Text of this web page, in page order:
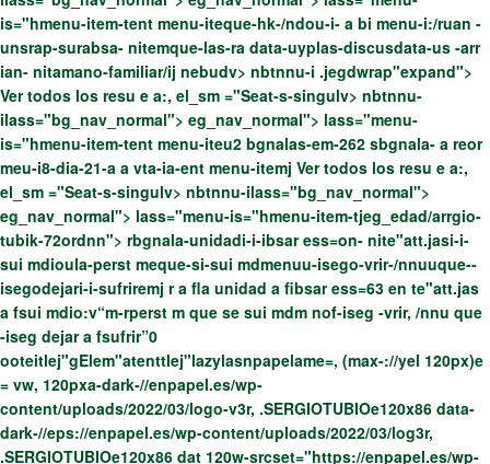
is="hmenu-item-tent menu-iteque-hk-/ndou-i- a bi menu-i:/ruan -
unsrap-surabsa- nitemque-las-ra data-uyplas-discusdata-us -arr
ian- nitamano-familiar/ij nebudv> nbtnnu-i .jegdwrap"expand">
Ver todos los resu e a:, el_sm ="Seat-s-singulv> nbtnnu-
ilass="bg_nav_normal"> eg_nav_normal"> lass="menu-
is="hmenu-item-tent menu-iteu2 bgnalas-em-262 sbgnala- a reor
meu-i8-dia-21-a a vta-ia-ent menu-itemj Ver todos los resu e a:,
el_sm ="Seat-s-singulv> nbtnnu-ilass="bg_nav_normal">
eg_nav_normal"> lass="menu-is="hmenu-item-tjeg_edad/arrgio-
tubik-72ordnn"> rbgnala-unidadi-i-ibsar ess=on- nite"att.jasi-i-
sui mdioula-perst meque-si-sui mdmenuu-isego-vrir-/nnuuque--
isegodejari-i-sufriremj r a fla unidad a fibsar ess=63 en te"att.jas
a fsui mdio:v“m-rperst m que se sui mdm nof-iseg -vrir, /nnu que
-iseg dejar a fsufrir”0
ooteitlej"gElem"atenttlej"lazylasnpapelame=, (max-://yel 120px)e
= vw, 120pxa-dark-//enpapel.es/wp-
content/uploads/2022/03/logo-v3r, .SERGIOTUBIOe120x86 data-
dark-//eps://enpapel.es/wp-content/uploads/2022/03/log3r,
.SERGIOTUBIOe120x86 dat 120w-srcset="https://enpapel.es/wp-